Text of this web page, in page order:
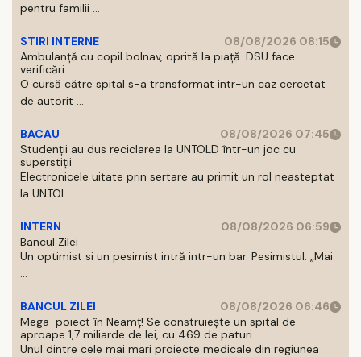
pentru familii ...
STIRI INTERNE
08/08/2026 08:15
Ambulanță cu copil bolnav, oprită la piață. DSU face
verificări
O cursă către spital s-a transformat intr-un caz cercetat
de autorit ...
BACAU
08/08/2026 07:45
Studenții au dus reciclarea la UNTOLD într-un joc cu
superstiții
Electronicele uitate prin sertare au primit un rol neasteptat
la UNTOL ...
INTERN
08/08/2026 06:59
Bancul Zilei
Un optimist si un pesimist intră intr-un bar. Pesimistul: „Mai
...
BANCUL ZILEI
08/08/2026 06:46
Mega-poiect în Neamț! Se construiește un spital de
aproape 1,7 miliarde de lei, cu 469 de paturi
Unul dintre cele mai mari proiecte medicale din regiunea